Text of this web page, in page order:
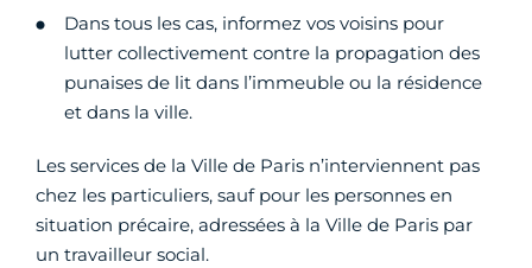
Dans tous les cas, informez vos voisins pour
lutter collectivement contre la propagation des
punaises de lit dans l’immeuble ou la résidence
et dans la ville.
Les services de la Ville de Paris n’interviennent pas
chez les particuliers, sauf pour les personnes en
situation précaire, adressées à la Ville de Paris par
un travailleur social.